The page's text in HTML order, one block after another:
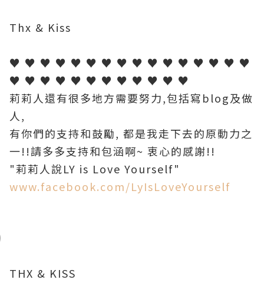
Thx & Kiss
♥ ♥ ♥ ♥ ♥ ♥ ♥ ♥ ♥ ♥ ♥ ♥ ♥ ♥ ♥ ♥
♥ ♥ ♥ ♥ ♥ ♥ ♥ ♥ ♥ ♥ ♥ ♥
莉莉人還有很多地方需要努力,包括寫blog及做
人,
有你們的支持和鼓勵, 都是我走下去的原動力之
一!!請多多支持和包涵啊~ 衷心的感謝!!
"莉莉人說LY is Love Yourself"
www.facebook.com/LyIsLoveYourself
THX & KISS